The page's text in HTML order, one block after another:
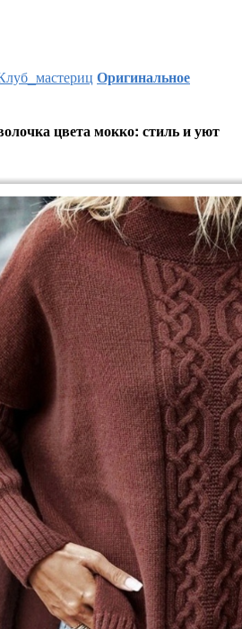
Оригинальное
цвета мокко: стиль и уют